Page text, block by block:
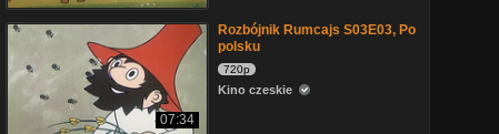
07:34
Rozbójnik Rumcajs S03E03, Po
polsku
720p
Kino czeskie